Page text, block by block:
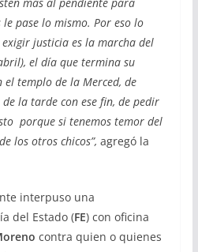
pase lo mismo. Por eso lo
justicia es la marcha del
el día que termina su
templo de la Merced, de
la tarde con ese fin, de pedir
porque si tenemos temor del
los otros chicos”, agregó la
interpuso una
del Estado (FE) con oficina
contra quien o quienes